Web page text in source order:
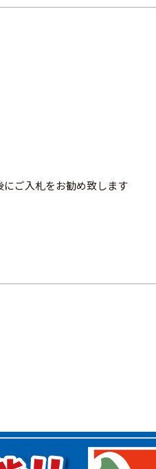
ご入札をお勧め致します